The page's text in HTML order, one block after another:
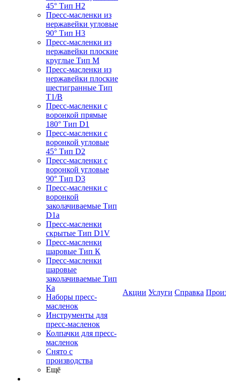
45° Тип H2
Пресс-масленки из
нержавейки угловые
90° Тип H3
Пресс-масленки из
нержавейки плоские
круглые Тип M
Пресс-масленки из
нержавейки плоские
шестигранные Тип
T1/B
Пресс-масленки с
воронкой прямые
180° Тип D1
Пресс-масленки с
воронкой угловые
45° Тип D2
Пресс-масленки с
воронкой угловые
90° Тип D3
Пресс-масленки с
воронкой
заколачиваемые Тип
D1a
Пресс-масленки
скрытые Тип D1V
Пресс-масленки
шаровые Тип К
Пресс-масленки
шаровые
заколачиваемые Тип
Кa
Наборы пресс-
масленок
Инструменты для
пресс-масленок
Колпачки для пресс-
масленок
Снято с
производства
Ещё
Акции Услуги Справка